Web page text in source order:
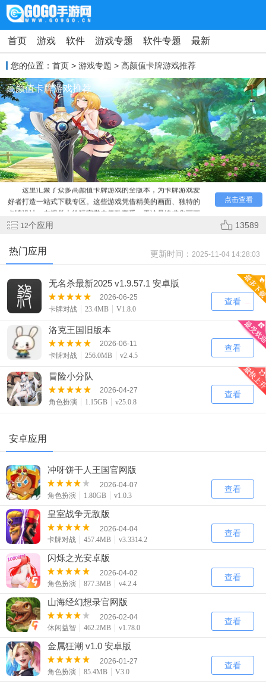
首页 游戏 软件 游戏专题 软件专题 最新
您的位置： 首页 > 游戏专题 > 高颜值卡牌游戏推荐
高颜值卡牌游戏推荐
点击查看
这里汇聚了众多高颜值卡牌游戏的全版本，为卡牌游戏爱
好者打造一站式下载专区。这些游戏凭借精美的画面、独特的
卡牌设计，在视觉上给玩家带来极致享受。无论是追求华丽画
风，还是钟情于策略性卡牌对战，这个合集都能满足需求。无
本，轻松开启精彩的卡牌冒险之旅，体验不同风格卡牌游戏带
来的乐趣。
12个应用 13589
热门应用 更新时间： 2025-11-04 14:28:03
无名杀最新2025 v1.9.57.1 安卓版
2026-06-25
卡牌对战
23.4MB V1.8.0
查看
洛克王国旧版本
2026-06-11
卡牌对战
256.0MB v2.4.5
查看
冒险小分队
2026-04-27
角色扮演
1.15GB v25.0.8
查看
安卓应用
冲呀饼干人王国官网版
2026-04-07
角色扮演
1.80GB v1.0.3
查看
皇室战争无敌版
2026-04-04
卡牌对战
457.4MB v3.3314.2
查看
闪烁之光安卓版
2026-04-02
角色扮演
877.3MB v4.2.4
查看
山海经幻想录官网版
2026-02-04
休闲益智
462.2MB v1.78.0
查看
金属狂潮 v1.0 安卓版
2026-01-27
角色扮演
85.4MB V3.0
查看